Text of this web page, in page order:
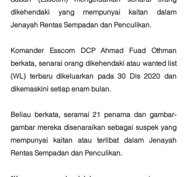
dikehendaki yang mempunyai kaitan dalam
Jenayah Rentas Sempadan dan Penculikan.
Komander Esscom DCP Ahmad Fuad Othman
berkata, senarai orang dikehendaki atau wanted list
(WL) terbaru dikeluarkan pada 30 Dis 2020 dan
dikemaskini setiap enam bulan.
Beliau berkata, seramai 21 penama dan gambar-
gambar mereka disenaraikan sebagai suspek yang
mempunyai kaitan atau terlibat dalam Jenayah
Rentas Sempadan dan Penculikan.